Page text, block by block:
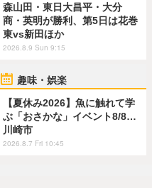
森山田・東日大昌平・大分
商・英明が勝利、第5日は花巻
東vs新田ほか
2026.8.9 Sun 9:15
趣味・娯楽
【夏休み2026】魚に触れて学
ぶ「おさかな」イベント8/8…
川崎市
2026.8.7 Fri 10:45